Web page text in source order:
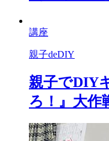
講座
親子deDIY
親子でDIY
ろ！』大作